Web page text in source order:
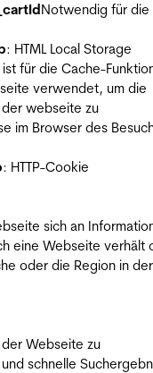
Notwendig für die
: HTML Local Storage
für die Cache-
verwendet, um die
webseite zu
im Browser des
: HTTP-Cookie
sich an
eine Webseite verhält
oder die Region in
Webseite zu
schnelle